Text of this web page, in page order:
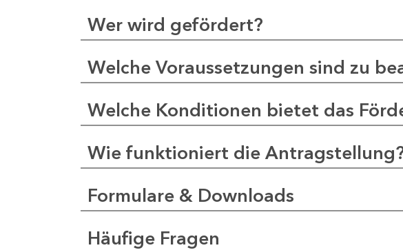
Wer wird gefördert?
Welche Voraussetzungen sind zu
Welche Konditionen bietet das
Wie funktioniert die
Formulare & Downloads
Häufige Fragen